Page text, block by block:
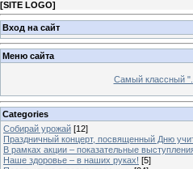
[SITE LOGO]
Вход на сайт
Меню сайта
Самый классный "...
Categories
Собирай урожай [12]
Праздничный концерт, посвященный Дню
В рамках акции – показательные
Наше здоровье – в наших руках! [5]